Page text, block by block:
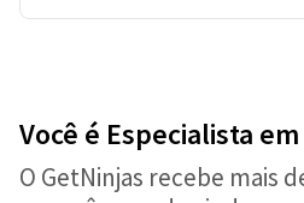
Você é Especialista
O GetNinjas recebe mais